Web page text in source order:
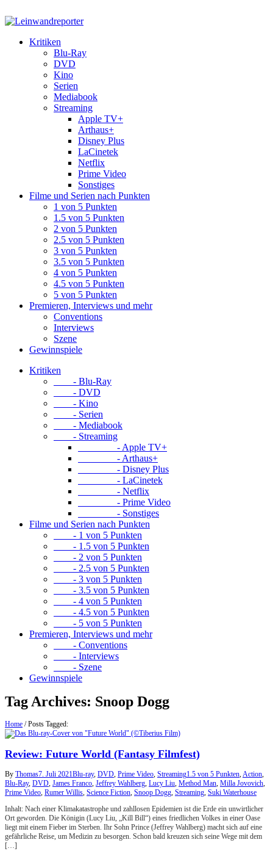
Kritiken
Blu-Ray
DVD
Kino
Serien
Mediabook
Streaming
Apple TV+
Arthaus+
Disney Plus
LaCinetek
Netflix
Prime Video
Sonstiges
Filme und Serien nach Punkten
1 von 5 Punkten
1.5 von 5 Punkten
2 von 5 Punkten
2.5 von 5 Punkten
3 von 5 Punkten
3.5 von 5 Punkten
4 von 5 Punkten
4.5 von 5 Punkten
5 von 5 Punkten
Premieren, Interviews und mehr
Conventions
Interviews
Szene
Gewinnspiele
Kritiken
- Blu-Ray
- DVD
- Kino
- Serien
- Mediabook
- Streaming
- Apple TV+
- Arthaus+
- Disney Plus
- LaCinetek
- Netflix
- Prime Video
- Sonstiges
Filme und Serien nach Punkten
- 1 von 5 Punkten
- 1.5 von 5 Punkten
- 2 von 5 Punkten
- 2.5 von 5 Punkten
- 3 von 5 Punkten
- 3.5 von 5 Punkten
- 4 von 5 Punkten
- 4.5 von 5 Punkten
- 5 von 5 Punkten
Premieren, Interviews und mehr
- Conventions
- Interviews
- Szene
Gewinnspiele
Tag Archives: Snoop Dogg
Home /Posts Tagged:
Review: Future World (Fantasy Filmfest)
By Thomas7. Juli 2021Blu-ray, DVD, Prime Video, Streaming1.5 von 5 Punkten,Action,
Blu-Ray, DVD, James Franco, Jeffrey Wahlberg, Lucy Liu, Method Man, Milla Jovovich,
Prime Video, Rumer Willis, Science Fiction, Snoop Dogg, Streaming, Suki Waterhouse
Inhalt: Nach einer Klimakatastrophe und zahllosen Epidemien ist die Erde ein unwirtlicher
Ort geworden. Die Königin (Lucy Liu, „Kill Bill“) eines friedlichen Volkes in einer Oase
liegt mit einem Fieber im Sterben. Ihr Sohn Prince (Jeffrey Wahlberg) macht sich auf eine
gefährliche Reise, um Medizin zu besorgen. Schon bald kreuzen sich seine Wege mit dem
[…]